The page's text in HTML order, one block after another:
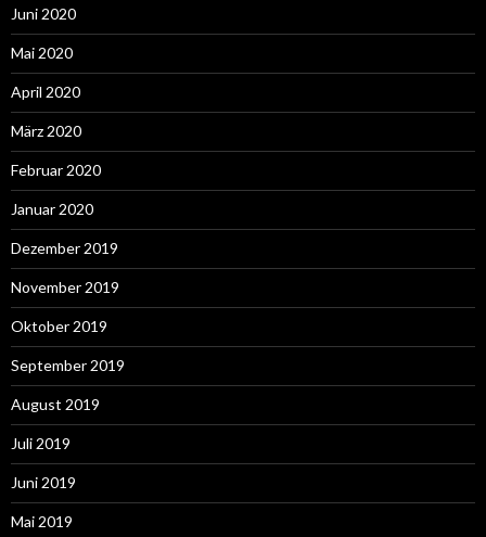
Juni 2020
Mai 2020
April 2020
März 2020
Februar 2020
Januar 2020
Dezember 2019
November 2019
Oktober 2019
September 2019
August 2019
Juli 2019
Juni 2019
Mai 2019